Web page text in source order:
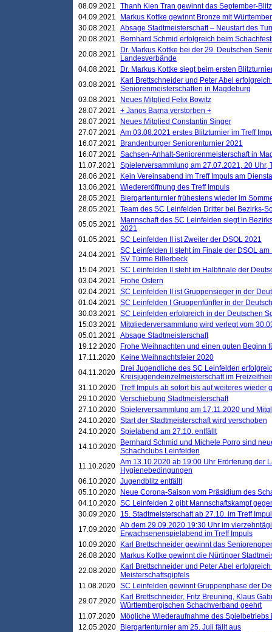
08.09.2021 Thanh Kien Tran gewinnt das September-
04.09.2021
Markus Kottke gewinnt Bronze mit
30.08.2021 Absage Stadtmeisterschaft – Neustart des
20.08.2021
Bernhard Schmid erfolgreich beim
20.08.2021
Dr. Markus Kottke bei der 29. Deutschen
Landesverbände
04.08.2021
Dr. Markus Kottke siegt beim ersten
03.08.2021
Karl Brettschneider und Peter Abel
Seniorenmeisterschaften in Magdeburg
03.08.2021
Neues Mitglied Felix Bowitz
28.07.2021 + Janos Barna verstorben +
28.07.2021
Neues Mitglied Constantin Singer
27.07.2021 Am 03.08.2021 erstes Blitzturnier im Treff
16.07.2021
Brandenburger Seniorenturnier 2021
16.07.2021 Sachsen-Anhalt-Seniorenmeisterschaft in
11.07.2021
Spielerversammlung am 27.07.2021, 20 Uhr,
28.06.2021
Kein Vereinsabend im Treff Impuls am
13.06.2021 Wiedereröffnung des Treff Impuls
28.05.2021
Biergartenturnier frühestens wieder im
28.05.2021 Team des SC Leinfelden Dritter bei Bezirks-
05.05.2021
Mannschaft des SC Leinfelden siegt in
2021
01.05.2021 SC Leinfelden II ist Zweiter der DSOL 2021
24.04.2021 SC Leinfelden II steht im Finale der DSOL
SV Türme Billerbeck
15.04.2021 SC Leinfelden II steht im Halbfinale der
03.04.2021
Frohe Ostern
02.04.2021 SC Leinfelden II ist Gruppensieger in der
01.04.2021 SC Leinfelden I Gruppenfünfter in der
30.03.2021 SC Leinfelden erfolgreich in der Deutschen
15.03.2021
Mitgliederversammlung wird verlegt vom
05.01.2021 Absage Stadtmeisterschaft
19.12.2020
Frohe Weihnachten und einen guten Beginn
17.11.2020
Keine Weihnachtsfeier 2020
04.11.2020
Drei Jugendliche des SC Leinfelden
Kreisjugendeinzelmeisterschaft im
31.10.2020 Treff Impuls ab sofort bis auf weiteres wieder
29.10.2020 Verschiebung Stadtmeisterschaft
27.10.2020 Spielerversammlung am 17.11.2020 und
24.10.2020 Start der Stadtmeisterschaft wird verschoben
24.10.2020 Spielabend am 27.10. entfällt
14.10.2020
Bernhard Schmid und Michele Porro sind
Schachclubs Leinfelden
11.10.2020 Am 13.10.2020 ab 19:00 Uhr Erörterung der
Hygienebedingungen
06.10.2020 Jugendblitz entfällt
05.10.2020
Neue Corona-Saison vom Präsidium des
04.10.2020 SC Leinfelden 2 gibt Mannschaftskampf
30.09.2020 15. Stadtmeisterschaft ab 27.10. im Treff
17.09.2020 Ab dem 29.09.2020 19:30 Uhr im
Erwachsenenspielabend im Treff Impuls
10.09.2020
Karl Brettschneider gewinnt das
26.08.2020
Markus Kottke gewinnt die Nürtinger
22.08.2020
Karl Brettschneider und Peter Abel
Meisterschaftsgipfels
11.08.2020 SC Leinfelden gewinnt Gruppenphase der
29.07.2020
Karl Brettschneider, Fritz Breuning, Klaus
Württembergischen Schachverband geehrt
11.07.2020
Mögliche Wiederaufnahme des Spielbetriebs
12.05.2020
Biergartenturnier am 25. Juli fällt aus